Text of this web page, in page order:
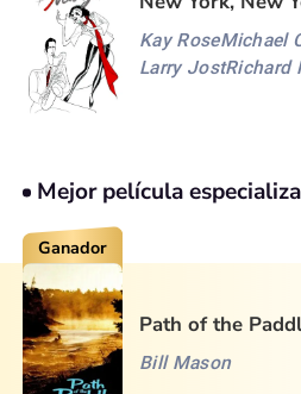
Kay RoseMichael
Larry JostRichard
Mejor película
Ganador
Path of the
Bill Mason